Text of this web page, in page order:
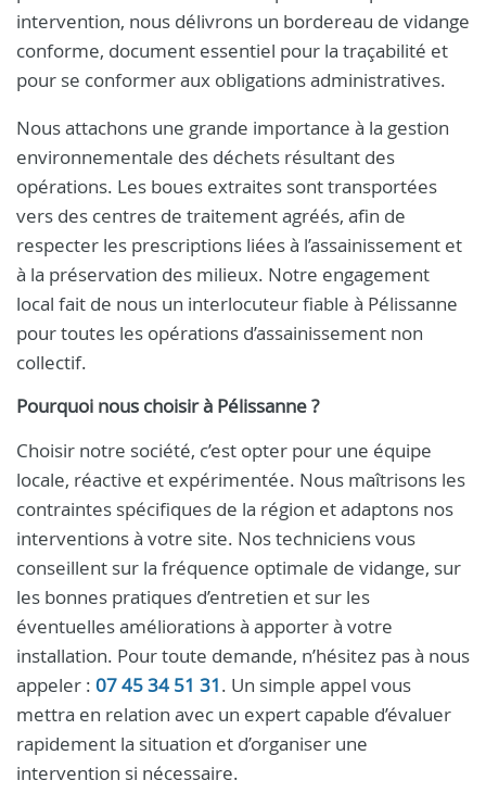
intervention, nous délivrons un bordereau de vidange
conforme, document essentiel pour la traçabilité et
pour se conformer aux obligations administratives.
Nous attachons une grande importance à la gestion
environnementale des déchets résultant des
opérations. Les boues extraites sont transportées
vers des centres de traitement agréés, afin de
respecter les prescriptions liées à l’assainissement et
à la préservation des milieux. Notre engagement
local fait de nous un interlocuteur fiable à Pélissanne
pour toutes les opérations d’assainissement non
collectif.
Pourquoi nous choisir à Pélissanne ?
Choisir notre société, c’est opter pour une équipe
locale, réactive et expérimentée. Nous maîtrisons les
contraintes spécifiques de la région et adaptons nos
interventions à votre site. Nos techniciens vous
conseillent sur la fréquence optimale de vidange, sur
les bonnes pratiques d’entretien et sur les
éventuelles améliorations à apporter à votre
installation. Pour toute demande, n’hésitez pas à nous
appeler : 07 45 34 51 31. Un simple appel vous
mettra en relation avec un expert capable d’évaluer
rapidement la situation et d’organiser une
intervention si nécessaire.